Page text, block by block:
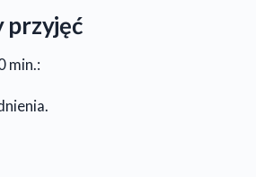
przyjęć
min.: